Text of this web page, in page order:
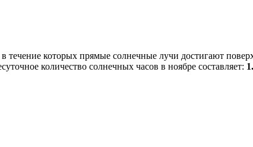
течение которых прямые солнечные лучи достигают
количество солнечных часов в ноябре составляет: